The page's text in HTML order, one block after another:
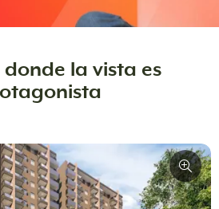
donde la vista es